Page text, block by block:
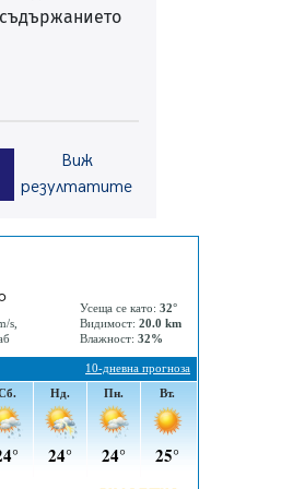
с години за
към мрежата на
за шумни
електрически
при
в Перник
катастрофи в
на
Виж
резултатите